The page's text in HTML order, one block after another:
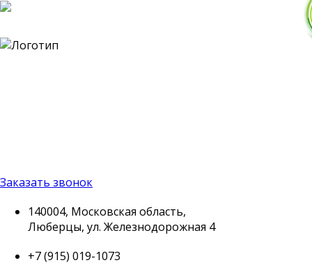
Заказать звонок
140004, Московская область,
Люберцы, ул. Железнодорожная 4
+7 (915) 019-1073